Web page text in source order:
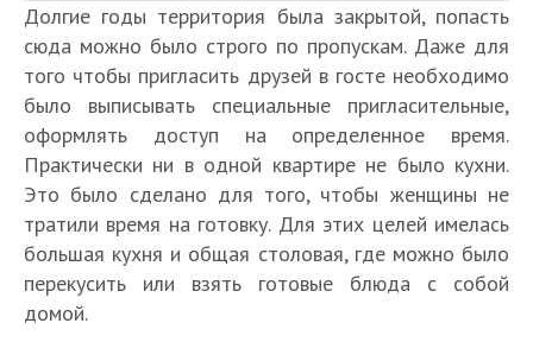
Долгие годы территория была закрытой, попасть
сюда можно было строго по пропускам. Даже для
того чтобы пригласить друзей в госте необходимо
было выписывать специальные пригласительные,
оформлять доступ на определенное время.
Практически ни в одной квартире не было кухни.
Это было сделано для того, чтобы женщины не
тратили время на готовку. Для этих целей имелась
большая кухня и общая столовая, где можно было
перекусить или взять готовые блюда с собой
домой.